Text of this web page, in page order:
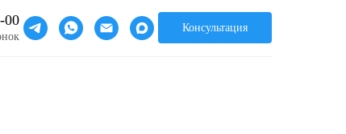
00 Консультация